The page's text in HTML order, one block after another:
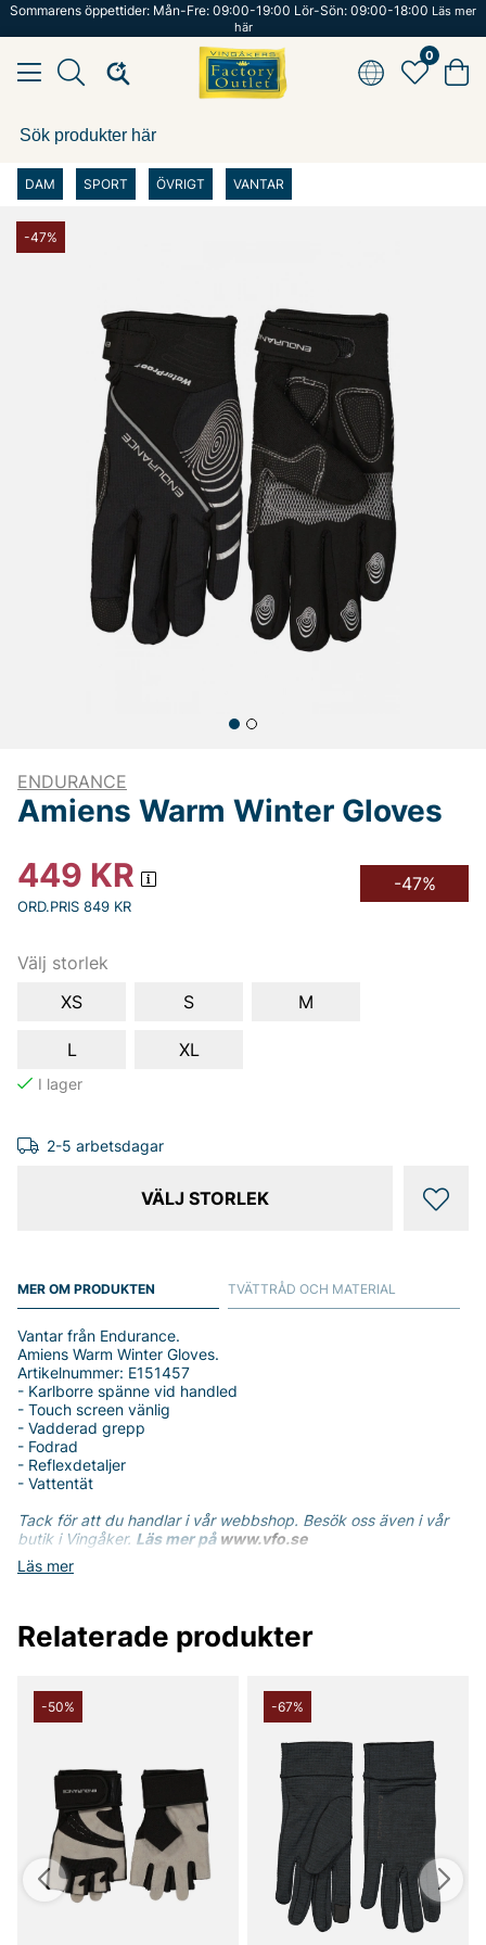
Sommarens öppettider: Mån-Fre: 09:00-19:00 Lör-Sön: 09:00-18:00 Läs mer
här
0
DAM SPORT ÖVRIGT VANTAR
-47%
ENDURANCE
Amiens Warm Winter Gloves
449 KR
ORD.PRIS 849 KR
-47%
Välj storlek
XS
S M
L XL
2-5 arbetsdagar
VÄLJ STORLEK
MER OM PRODUKTEN
Läs mer
Vantar från Endurance.
Amiens Warm Winter Gloves.
Artikelnummer: E151457
- Karlborre spänne vid handled
- Touch screen vänlig
- Vadderad grepp
- Fodrad
- Reflexdetaljer
- Vattentät
Tack för att du handlar i vår webbshop. Besök oss även i vår
butik i Vingåker. Läs mer på www.vfo.se
TVÄTTRÅD OCH MATERIAL
Relaterade produkter
-50% -67%